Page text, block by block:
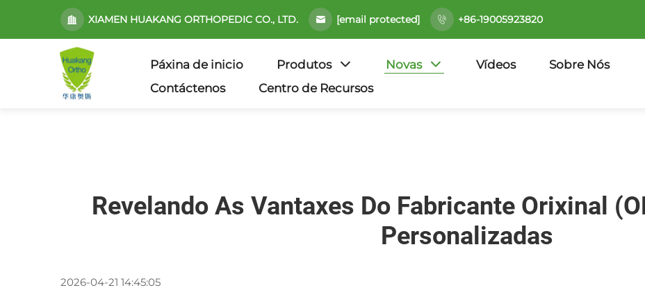
XIAMEN HUAKANG ORTHOPEDIC CO., LTD. [email protected] +86-19005923820
Páxina de inicio Produtos Novas Vídeos
Sobre Nós
Contáctenos
Centro de Recursos
Revelando As Vantaxes Do Fabricante Orixinal
Personalizadas
2026-04-21 14:45:05